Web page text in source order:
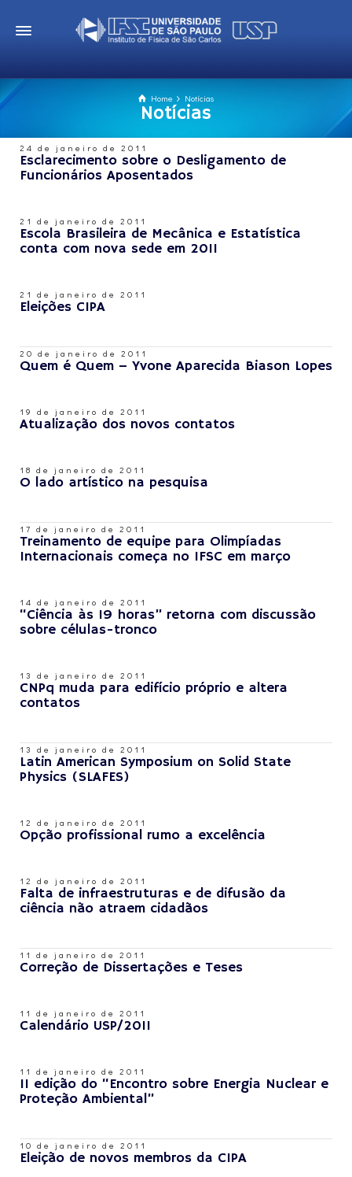
Home Notícias
Notícias
24 de janeiro de 2011
Esclarecimento sobre o Desligamento de
Funcionários Aposentados
21 de janeiro de 2011
Escola Brasileira de Mecânica e Estatística
conta com nova sede em 2011
21 de janeiro de 2011
Eleições CIPA
20 de janeiro de 2011
Quem é Quem – Yvone Aparecida Biason Lopes
19 de janeiro de 2011
Atualização dos novos contatos
18 de janeiro de 2011
O lado artístico na pesquisa
17 de janeiro de 2011
Treinamento de equipe para Olimpíadas
Internacionais começa no IFSC em março
14 de janeiro de 2011
“Ciência às 19 horas” retorna com discussão
sobre células-tronco
13 de janeiro de 2011
CNPq muda para edifício próprio e altera
contatos
13 de janeiro de 2011
Latin American Symposium on Solid State
Physics (SLAFES)
12 de janeiro de 2011
Opção profissional rumo a excelência
12 de janeiro de 2011
Falta de infraestruturas e de difusão da
ciência não atraem cidadãos
11 de janeiro de 2011
Correção de Dissertações e Teses
11 de janeiro de 2011
Calendário USP/2011
11 de janeiro de 2011
II edição do “Encontro sobre Energia Nuclear e
Proteção Ambiental”
10 de janeiro de 2011
Eleição de novos membros da CIPA